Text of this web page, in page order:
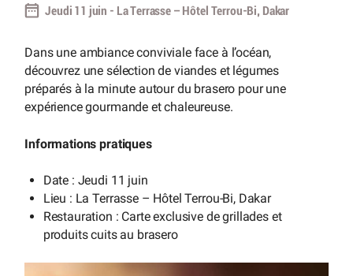
Jeudi 11 juin - La Terrasse – Hôtel Terrou-Bi, Dakar
Dans une ambiance conviviale face à l’océan,
découvrez une sélection de viandes et légumes
préparés à la minute autour du brasero pour une
expérience gourmande et chaleureuse.
Informations pratiques
Date : Jeudi 11 juin
Lieu : La Terrasse – Hôtel Terrou-Bi, Dakar
Restauration : Carte exclusive de grillades et
produits cuits au brasero